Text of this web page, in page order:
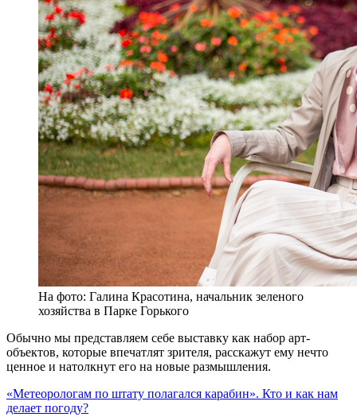
На фото: Галина Красотина, начальник зеленого
хозяйства в Парке Горького
Обычно мы представляем себе выставку как набор арт-
объектов, которые впечатлят зрителя, расскажут ему нечто
ценное и натолкнут его на новые размышления.
«Метеорологам по штату полагался карабин». Кто и как нам
делает погоду?